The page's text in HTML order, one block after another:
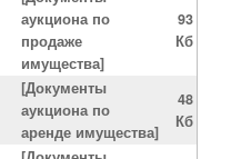
аукциона по
продаже
имущества]
93
Кб
[Документы
аукциона по
аренде имущества]
48
Кб